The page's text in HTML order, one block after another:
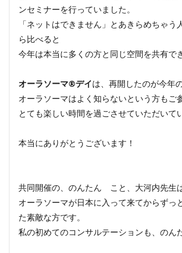
ンセミナーを行っていました。
「ネットはできません」とあきらめちゃう
ら比べると
今年は本当に多くの方と同じ空間を共有で
オーラソーマ®デイは、再開したのが今年
オーラソーマはよく知らないという方もご
とても楽しい時間を過ごさせていただいて
本当にありがとうございます！
共同開催の、のんたん こと、大河内先生
オーラソーマが日本に入って来てからずっ
た素敵な方です。
私の初めてのコンサルテーションも、のん